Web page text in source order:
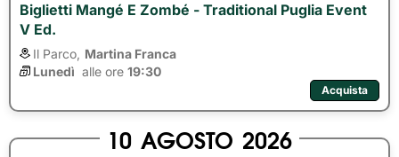
Biglietti Mangé E Zombé - Traditional Puglia Event
V Ed.
Il Parco, Martina Franca
Lunedì alle ore 19:30
Acquista
10 AGOSTO 2026